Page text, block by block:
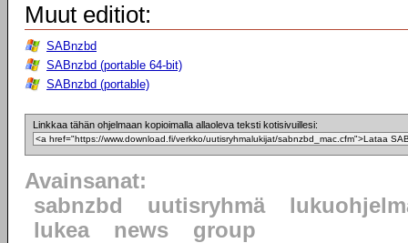
Muut editiot:
SABnzbd
SABnzbd (portable 64-bit)
SABnzbd (portable)
Linkkaa tähän ohjelmaan kopioimalla allaoleva teksti kotisivuillesi:
Avainsanat:
sabnzbd
uutisryhmä
lukea
news group